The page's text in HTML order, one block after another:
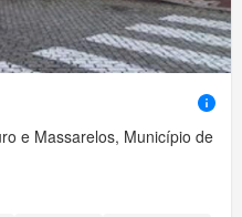
e Massarelos, Município de